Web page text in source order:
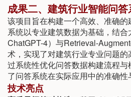
成果二、建筑行业智能问答
该项目旨在构建一个高效、准确的
系统以专业建筑数据为基础，结
ChatGPT-4）与Retrieval-
术，实现了对建筑行业专业问题
过系统性优化问答数据构建流程
了问答系统在实际应用中的准确性
技术亮点